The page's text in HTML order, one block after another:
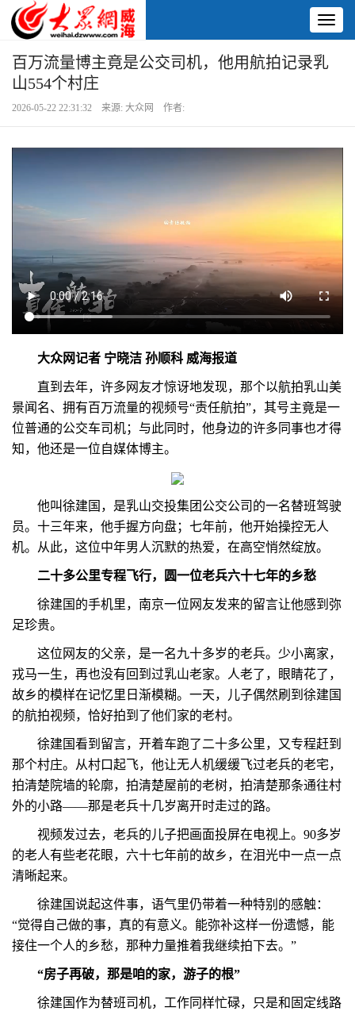
百万流量博主竟是公交司机，他用航拍记录乳
山554个村庄
2026-05-22 22:31:32 来源: 大众网 作者:
大众网记者 宁晓洁 孙顺科 威海报道
直到去年，许多网友才惊讶地发现，那个以航拍乳山美
景闻名、拥有百万流量的视频号“责任航拍”，其号主竟是一
位普通的公交车司机；与此同时，他身边的许多同事也才得
知，他还是一位自媒体博主。
他叫徐建国，是乳山交投集团公交公司的一名替班驾驶
员。十三年来，他手握方向盘；七年前，他开始操控无人
机。从此，这位中年男人沉默的热爱，在高空悄然绽放。
二十多公里专程飞行，圆一位老兵六十七年的乡愁
徐建国的手机里，南京一位网友发来的留言让他感到弥
足珍贵。
这位网友的父亲，是一名九十多岁的老兵。少小离家，
戎马一生，再也没有回到过乳山老家。人老了，眼睛花了，
故乡的模样在记忆里日渐模糊。一天，儿子偶然刷到徐建国
的航拍视频，恰好拍到了他们家的老村。
徐建国看到留言，开着车跑了二十多公里，又专程赶到
那个村庄。从村口起飞，他让无人机缓缓飞过老兵的老宅，
拍清楚院墙的轮廓，拍清楚屋前的老树，拍清楚那条通往村
外的小路——那是老兵十几岁离开时走过的路。
视频发过去，老兵的儿子把画面投屏在电视上。90多岁
的老人有些老花眼，六十七年前的故乡，在泪光中一点一点
清晰起来。
徐建国说起这件事，语气里仍带着一种特别的感触：
“觉得自己做的事，真的有意义。能弥补这样一份遗憾，能
接住一个人的乡愁，那种力量推着我继续拍下去。”
“房子再破，那是咱的家，游子的根”
徐建国作为替班司机，工作同样忙碌，只是和固定线路